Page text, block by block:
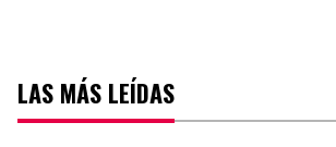
LAS MÁS LEÍDAS